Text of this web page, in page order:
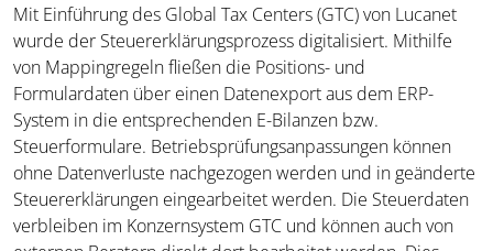
Mit Einführung des Global Tax Centers (GTC) von Lucanet
wurde der Steuererklärungsprozess digitalisiert. Mithilfe
von Mappingregeln fließen die Positions- und
Formulardaten über einen Datenexport aus dem ERP-
System in die entsprechenden E-Bilanzen bzw.
Steuerformulare. Betriebsprüfungsanpassungen können
ohne Datenverluste nachgezogen werden und in geänderte
Steuererklärungen eingearbeitet werden. Die Steuerdaten
verbleiben im Konzernsystem GTC und können auch von